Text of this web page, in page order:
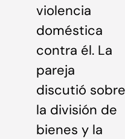
violencia
doméstica
contra él. La
pareja
discutió sobre
la división de
bienes y la